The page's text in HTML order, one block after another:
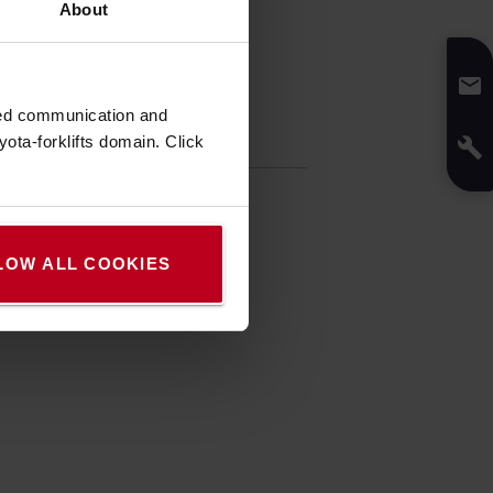
About
communication and
forklifts domain. Click
ALL COOKIES